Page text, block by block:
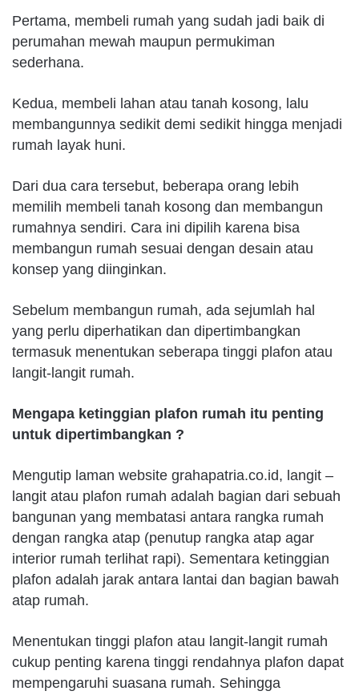
Pertama, membeli rumah yang sudah jadi baik di
perumahan mewah maupun permukiman
sederhana.
Kedua, membeli lahan atau tanah kosong, lalu
membangunnya sedikit demi sedikit hingga menjadi
rumah layak huni.
Dari dua cara tersebut, beberapa orang lebih
memilih membeli tanah kosong dan membangun
rumahnya sendiri. Cara ini dipilih karena bisa
membangun rumah sesuai dengan desain atau
konsep yang diinginkan.
Sebelum membangun rumah, ada sejumlah hal
yang perlu diperhatikan dan dipertimbangkan
termasuk menentukan seberapa tinggi plafon atau
langit-langit rumah.
Mengapa ketinggian plafon rumah itu penting
untuk dipertimbangkan ?
Mengutip laman website grahapatria.co.id, langit –
langit atau plafon rumah adalah bagian dari sebuah
bangunan yang membatasi antara rangka rumah
dengan rangka atap (penutup rangka atap agar
interior rumah terlihat rapi). Sementara ketinggian
plafon adalah jarak antara lantai dan bagian bawah
atap rumah.
Menentukan tinggi plafon atau langit-langit rumah
cukup penting karena tinggi rendahnya plafon dapat
mempengaruhi suasana rumah. Sehingga